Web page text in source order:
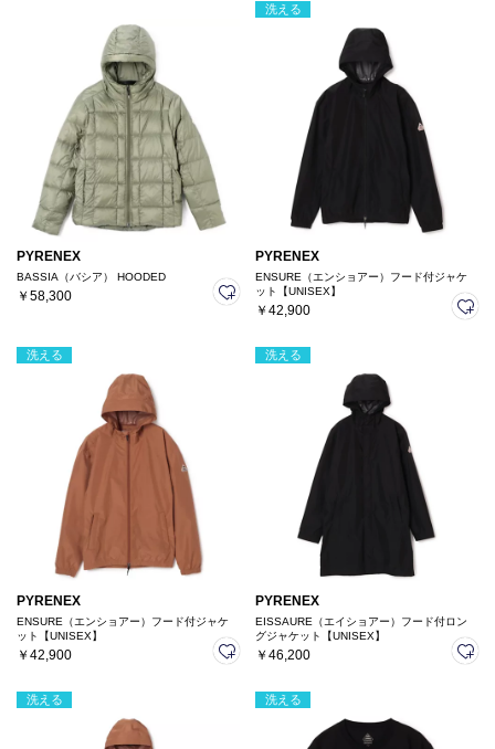
PYRENEX
BASSIA（バシア） HOODED
￥58,300
洗える
PYRENEX
ENSURE（エンショアー）フード付ジャケ
ット【UNISEX】
￥42,900
洗える
PYRENEX
ENSURE（エンショアー）フード付ジャケ
ット【UNISEX】
￥42,900
洗える
PYRENEX
EISSAURE（エイショアー）フード付ロン
グジャケット【UNISEX】
￥46,200
洗える 洗える